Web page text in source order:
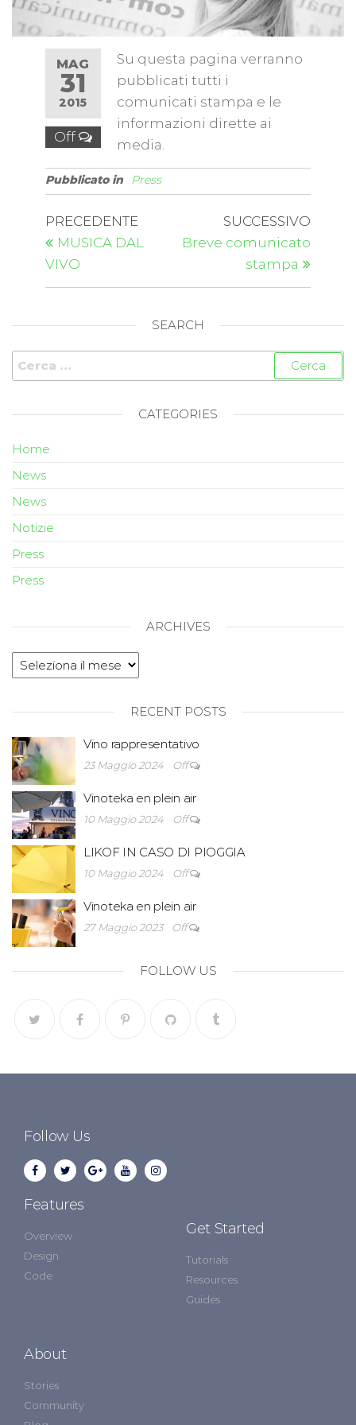
MAG
31
2015
Off
Su questa pagina verranno
pubblicati tutti i
comunicati stampa e le
informazioni dirette ai
media.
Pubblicato in Press
PRECEDENTE
MUSICA DAL
VIVO
SUCCESSIVO
Breve comunicato
stampa
SEARCH
CATEGORIES
Home
News
News
Notizie
Press
Press
ARCHIVES
RECENT POSTS
Vino rappresentativo
23 Maggio 2024 Off
Vinoteka en plein air
10 Maggio 2024 Off
LIKOF IN CASO DI PIOGGIA
10 Maggio 2024 Off
Vinoteka en plein air
27 Maggio 2023 Off
FOLLOW US
Follow Us
Features
Overview
Design
Code
Get Started
Tutorials
Resources
Guides
About
Stories
Community